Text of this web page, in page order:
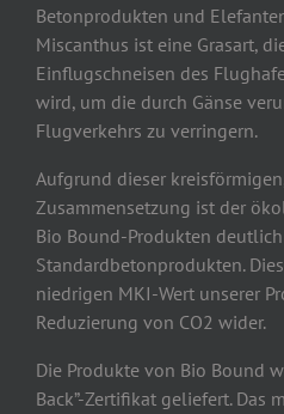
Betonprodukten und
Miscanthus ist eine Grasart,
Einflugschneisen des
wird, um die durch Gänse
Flugverkehrs zu verringern.
Aufgrund dieser
Zusammensetzung ist der
Bio Bound-Produkten
Standardbetonprodukten.
niedrigen MKI-Wert unserer
Reduzierung von CO2 wider.
Die Produkte von Bio Bound
Back”-Zertifikat geliefert. Das